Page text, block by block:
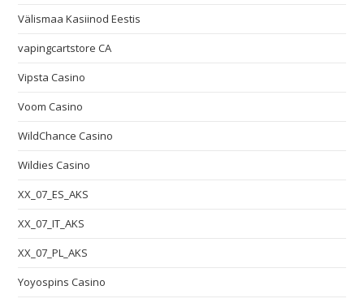
Välismaa Kasiinod Eestis
vapingcartstore CA
Vipsta Casino
Voom Casino
WildChance Casino
Wildies Casino
XX_07_ES_AKS
XX_07_IT_AKS
XX_07_PL_AKS
Yoyospins Casino